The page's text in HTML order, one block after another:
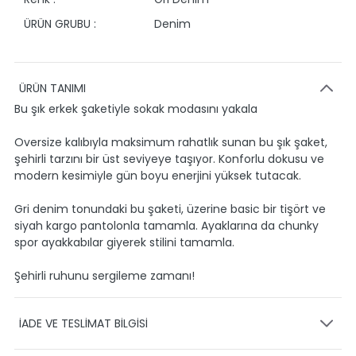
ÜRÜN GRUBU :
Denim
ÜRÜN TANIMI
Bu şık erkek şaketiyle sokak modasını yakala
Oversize kalıbıyla maksimum rahatlık sunan bu şık şaket,
şehirli tarzını bir üst seviyeye taşıyor. Konforlu dokusu ve
modern kesimiyle gün boyu enerjini yüksek tutacak.
Gri denim tonundaki bu şaketi, üzerine basic bir tişört ve
siyah kargo pantolonla tamamla. Ayaklarına da chunky
spor ayakkabılar giyerek stilini tamamla.
Şehirli ruhunu sergileme zamanı!
İADE VE TESLİMAT BİLGİSİ